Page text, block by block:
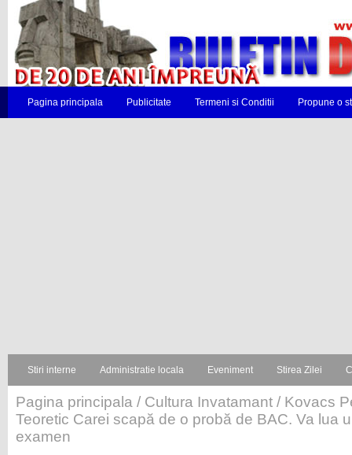
Pagina principala Publicitate Termeni si Conditii Propune o
Stiri interne Administratie locala Eveniment Stirea Zilei
Pagina principala / Cultura Invatamant / Kovacs
Teoretic Carei scapă de o probă de BAC. Va lua
examen